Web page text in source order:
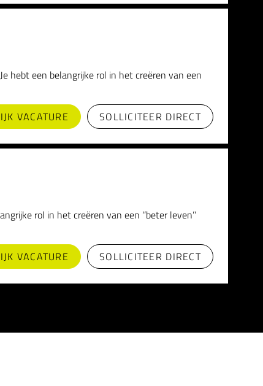
hebt een belangrijke rol in het creëren van een
VACATURE SOLLICITEER DIRECT
rol in het creëren van een ‘’beter leven’’
VACATURE SOLLICITEER DIRECT